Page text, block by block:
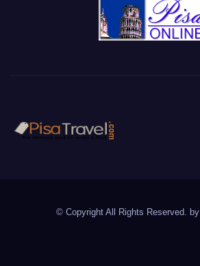
© Copyright All Rights Reserved. by